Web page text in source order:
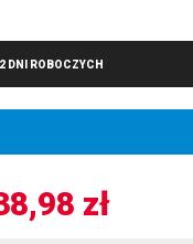
DNI ROBOCZYCH
zł